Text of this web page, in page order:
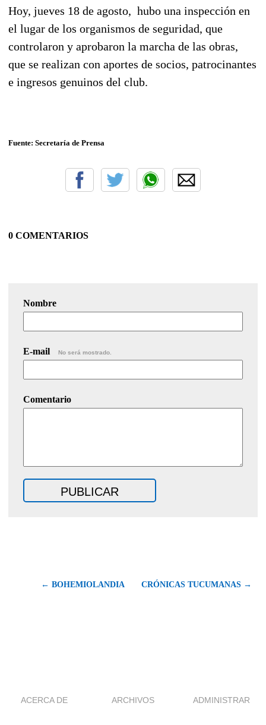
Hoy, jueves 18 de agosto, hubo una inspección en
el lugar de los organismos de seguridad, que
controlaron y aprobaron la marcha de las obras,
que se realizan con aportes de socios, patrocinantes
e ingresos genuinos del club.
Fuente: Secretaría de Prensa
0 COMENTARIOS
Nombre
E-mail No será mostrado.
Comentario
← BOHEMIOLANDIA CRÓNICAS TUCUMANAS →
ACERCA DE ARCHIVOS ADMINISTRAR